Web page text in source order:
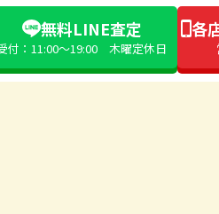
無料LINE査定
付：11:00〜19:00 木曜定休日
各